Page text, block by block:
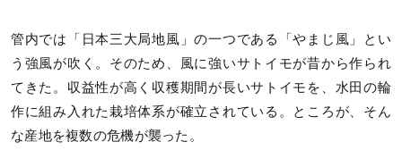
管内では「日本三大局地風」の一つである「やまじ風」とい
う強風が吹く。そのため、風に強いサトイモが昔から作られ
てきた。収益性が高く収穫期間が長いサトイモを、水田の輪
作に組み入れた栽培体系が確立されている。ところが、そん
な産地を複数の危機が襲った。